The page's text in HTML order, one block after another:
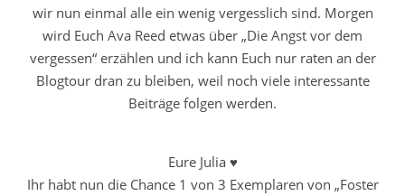
wir nun einmal alle ein wenig vergesslich sind. Morgen
wird Euch Ava Reed etwas über „Die Angst vor dem
vergessen“ erzählen und ich kann Euch nur raten an der
Blogtour dran zu bleiben, weil noch viele interessante
Beiträge folgen werden.
Eure Julia ♥
Ihr habt nun die Chance 1 von 3 Exemplaren von „Foster